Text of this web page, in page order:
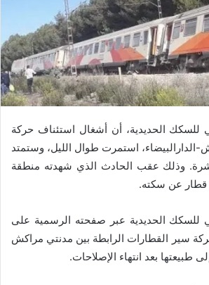
الحديدية، أن أشغال استئناف حركة
استمرت طوال الليل، وستمتد
عشرة. وذلك عقب الحادث الذي شهدته منطقة
عن سكته.
للسكك الحديدية عبر صفحته الرسمية على
سير القطارات الرابطة بين مدنتي مراكش
طبيعتها بعد انتهاء الإصلاحات.